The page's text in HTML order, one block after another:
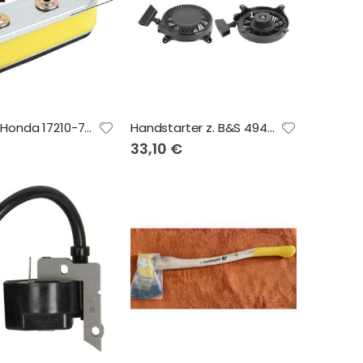
Luftfilter Honda 17210-734-000 Handstarter z. B&S 494782,
33,10 €